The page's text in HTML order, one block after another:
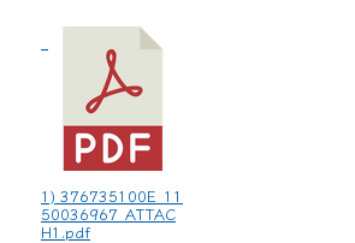
1) 376735100E_11
50036967_ATTAC
H1.pdf